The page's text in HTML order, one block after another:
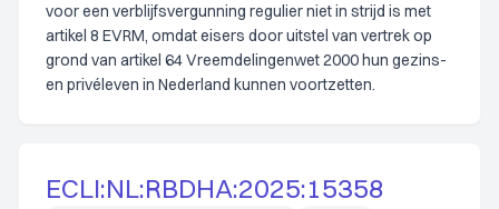
voor een verblijfsvergunning regulier niet in strijd is met
artikel 8 EVRM, omdat eisers door uitstel van vertrek op
grond van artikel 64 Vreemdelingenwet 2000 hun gezins-
en privéleven in Nederland kunnen voortzetten.
ECLI:NL:RBDHA:2025:15358